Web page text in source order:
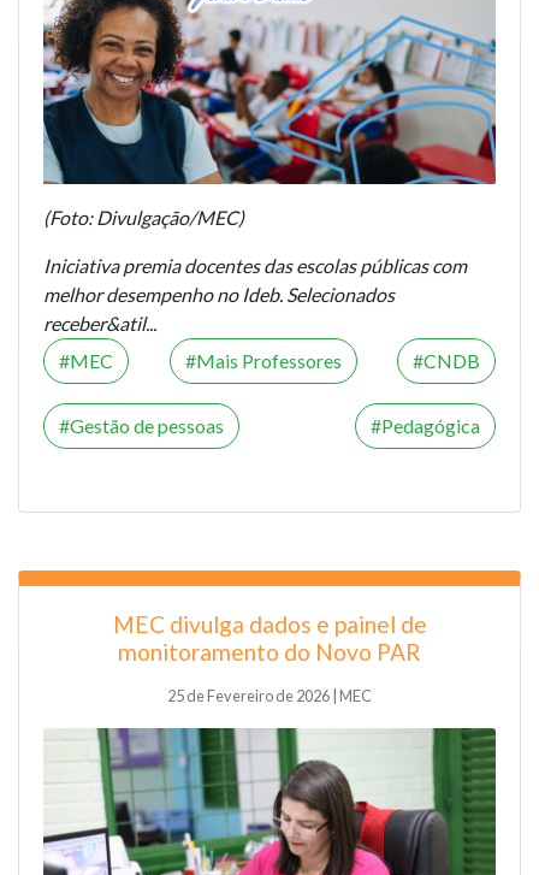
(Foto: Divulgação/MEC)
Iniciativa premia docentes das escolas públicas com
melhor desempenho no Ideb. Selecionados
receber&atil...
MEC
Mais Professores CNDB
Gestão de pessoas Pedagógica
MEC divulga dados e painel de
monitoramento do Novo PAR
25 de Fevereiro de 2026 | MEC